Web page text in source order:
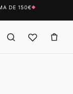
DE 150€◆